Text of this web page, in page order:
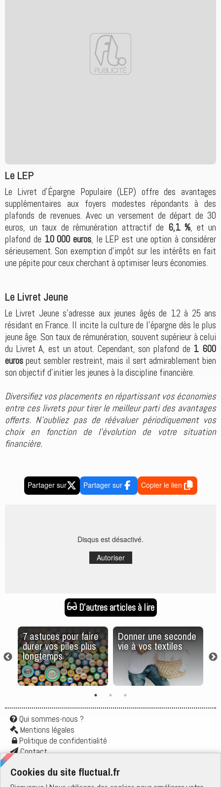
Cookies du site fluctual.fr
Le LEP
Le Livret d'Épargne Populaire (LEP) offre des avantages
supplémentaires aux foyers modestes répondants à des
plafonds de revenues. Avec un versement de départ de 30
euros, un taux de rémunération attractif de 6,1 %, et un
plafond de 10 000 euros, le LEP est une option à considérer
sérieusement. Son exemption d'impôt sur les intérêts en fait
une pépite pour ceux cherchant à optimiser leurs économies.
Le Livret Jeune
Le Livret Jeune s'adresse aux jeunes âgés de 12 à 25 ans
résidant en France. Il incite la culture de l'épargne dès le plus
jeune âge. Son taux de rémunération, souvent supérieur à celui
du Livret A, est un atout. Cependant, son plafond de 1 600
euros peut sembler restreint, mais il sert admirablement bien
son objectif d'initier les jeunes à la discipline financière.
Diversifiez vos placements en répartissant vos économies
entre ces livrets pour tirer le meilleur parti des avantages
offerts. N'oubliez pas de réévaluer périodiquement vos
choix en fonction de l'évolution de votre situation
financière.
Partager sur Partager sur Copier le lien
Disqus est désactivé.
Autoriser
D'autres articles à lire
7 astuces pour faire
durer vos piles plus
longtemps
Donner une seconde
vie à vos textiles
Qui sommes-nous ?
Mentions légales
Politique de confidentialité
Contact
Flux rss